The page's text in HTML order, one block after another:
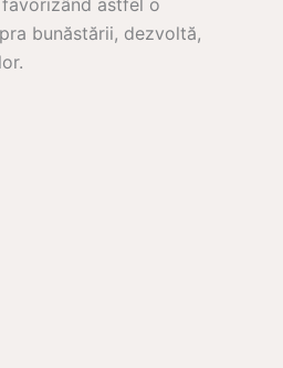
bunăstării, dezvoltă,